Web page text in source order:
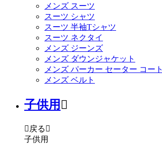
メンズ スーツ
スーツ シャツ
スーツ 半袖Tシャツ
スーツ ネクタイ
メンズ ジーンズ
メンズ ダウンジャケット
メンズ パーカー セーター コート
メンズ ベルト
子供用 
 戻る 
子供用